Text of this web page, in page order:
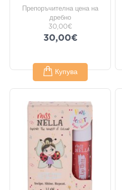
Препоръчителна цена на
дребно
30,00€
30,00€
Купува